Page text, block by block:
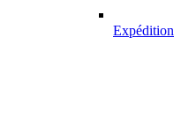
Expédition